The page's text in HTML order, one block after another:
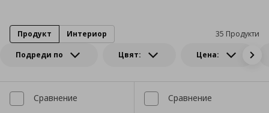
Подреди по Цвят: Цена:
35 Продукти
Продукт Интериор
Сравнение Сравнение